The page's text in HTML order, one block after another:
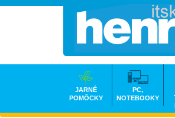
JARNÉ
POMÔCKY
PC,
NOTEBOOKY